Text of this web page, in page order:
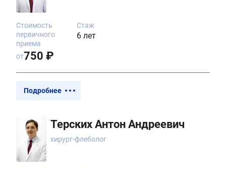
Стаж
6 лет
Стоимость
первичного
приема
от750 ₽
Подробнее
Терских Антон Андреевич
хирург-флеболог